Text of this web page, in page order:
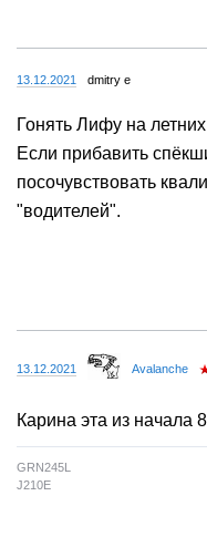
13.12.2021 dmitry e
Гонять Лифу на
Если прибавить
посочувствовать
"водителей".
13.12.2021 Avalanche
Карина эта из начала
GRN245L
J210E